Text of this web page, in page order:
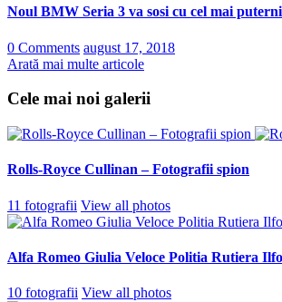
Noul BMW Seria 3 va sosi cu cel mai
0 Comments august 17, 2018
Arată mai multe articole
Cele mai noi galerii
Rolls-Royce Cullinan – Fotografii spion
11 fotografii View all photos
Alfa Romeo Giulia Veloce Politia Rutiera
10 fotografii View all photos